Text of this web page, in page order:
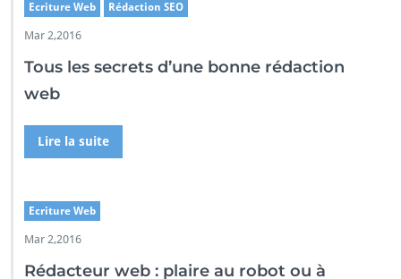
Ecriture Web Rédaction SEO
Mar 2,2016
Tous les secrets d’une bonne rédaction
web
Lire la suite
Ecriture Web
Mar 2,2016
Rédacteur web : plaire au robot ou à